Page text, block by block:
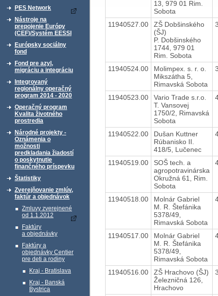
PES Network
Nástroje na
prepojenie Európy
(CEF)/Systém EESSI
Európsky sociálny
fond
Fond pre azyl,
migráciu a integráciu
Integrovaný
regionálny operačný
program 2014 - 2020
Operačný program
Kvalita životného
prostredia
Národné projekty -
Oznámenia o
možnosti
predkladania žiadostí
o poskytnutie
finančného príspevku
Štatistiky
Zverejňovanie zmlúv,
faktúr a objednávok
Zmluvy zverejnené
od 1.1.2012
Faktúry
a objednávky
Faktúry a
objednávky Centier
pre deti a rodiny
Kraj - Bratislava
Kraj - Banská
Bystrica
13, 979 01 Rim.
Sobota
11940527.00
ZŠ Dobšinského
(ŠJ)
P. Dobšinského
1744, 979 01
Rim. Sobota
11940524.00
Molimpex. s. r. o.
Mikszátha 5,
Rimavská Sobota
11940523.00
Vario Trade s.r.o.
T. Vansovej
1750/2, Rimavská
Sobota
11940522.00
Dušan Kuttner
Rúbanisko II.
418/5, Lučenec
11940519.00
SOŠ tech. a
agropotravinárska
Okružná 61, Rim.
Sobota
11940518.00
Molnár Gabriel
M. R. Štefánika
5378/49,
Rimavská Sobota
11940517.00
Molnár Gabriel
M. R. Štefánika
5378/49,
Rimavská Sobota
11940516.00
ZŠ Hrachovo (ŠJ)
Železničná 126,
Hrachovo